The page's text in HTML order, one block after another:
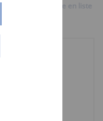
Vue en liste